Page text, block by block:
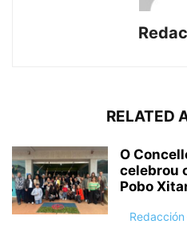
RELATED
O
celebrou
Pobo
Redacción